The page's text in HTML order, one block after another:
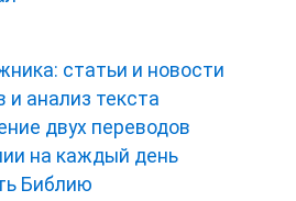
статьи и новости
и анализ текста
двух переводов
на каждый день
Библию